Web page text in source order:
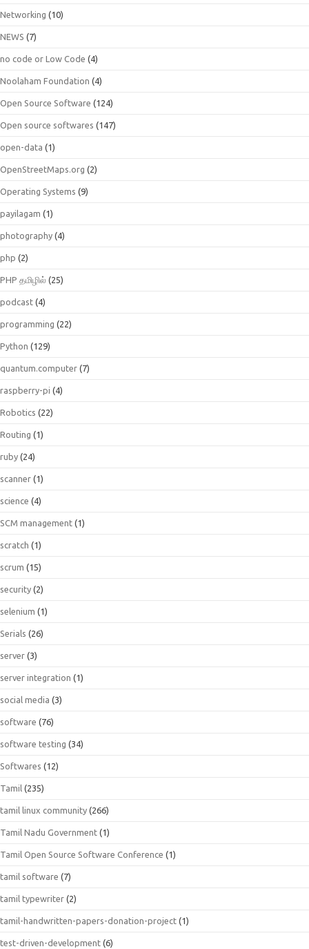
Networking (10)
NEWS (7)
no code or Low Code (4)
Noolaham Foundation (4)
Open Source Software (124)
Open source softwares (147)
open-data (1)
OpenStreetMaps.org (2)
Operating Systems (9)
payilagam (1)
photography (4)
php (2)
PHP தமிழில் (25)
podcast (4)
programming (22)
Python (129)
quantum.computer (7)
raspberry-pi (4)
Robotics (22)
Routing (1)
ruby (24)
scanner (1)
science (4)
SCM management (1)
scratch (1)
scrum (15)
security (2)
selenium (1)
Serials (26)
server (3)
server integration (1)
social media (3)
software (76)
software testing (34)
Softwares (12)
Tamil (235)
tamil linux community (266)
Tamil Nadu Government (1)
Tamil Open Source Software Conference (1)
tamil software (7)
tamil typewriter (2)
tamil-handwritten-papers-donation-project (1)
test-driven-development (6)